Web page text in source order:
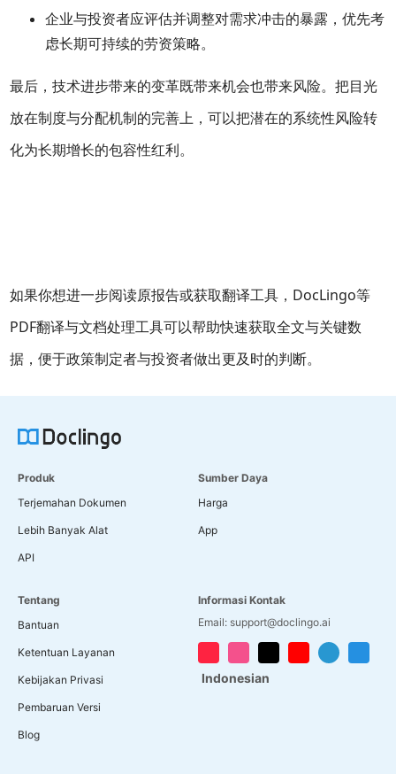
企业与投资者应评估并调整对需求冲击的暴露，优先考
虑长期可持续的劳资策略。
最后，技术进步带来的变革既带来机会也带来风险。把目光
放在制度与分配机制的完善上，可以把潜在的系统性风险转
化为长期增长的包容性红利。
如果你想进一步阅读原报告或获取翻译工具，DocLingo等
PDF翻译与文档处理工具可以帮助快速获取全文与关键数
据，便于政策制定者与投资者做出更及时的判断。
Produk
Terjemahan Dokumen
Lebih Banyak Alat
API
Sumber Daya
Harga
App
Tentang
Bantuan
Ketentuan Layanan
Kebijakan Privasi
Pembaruan Versi
Blog
Informasi Kontak
Email: support@doclingo.ai
Indonesian